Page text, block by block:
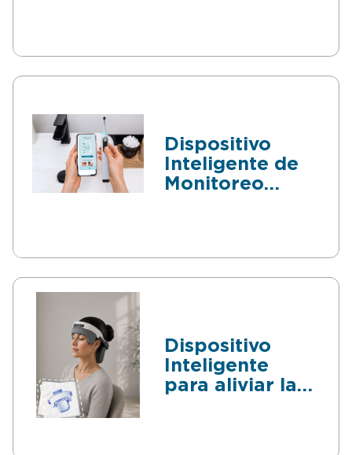
Dispositivo
Inteligente de
Monitoreo
Dispositivo
Inteligente
para aliviar la